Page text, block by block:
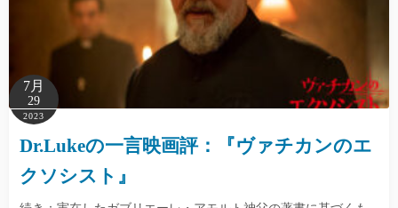
7月
29
2023
Dr.Lukeの一言映画評：『ヴァチカンのエ
クソシスト』